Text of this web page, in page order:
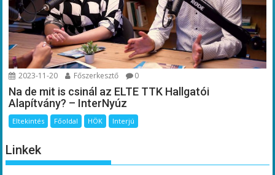
2023-11-20 Főszerkesztő 0
Na de mit is csinál az ELTE TTK Hallgatói
Alapítvány? – InterNyúz
Eltekintés Főoldal HÖK Interjú
Linkek